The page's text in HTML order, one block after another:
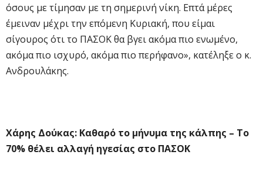
όσους με τίμησαν με τη σημερινή νίκη. Επτά μέρες
έμειναν μέχρι την επόμενη Κυριακή, που είμαι
σίγουρος ότι το ΠΑΣΟΚ θα βγει ακόμα πιο ενωμένο,
ακόμα πιο ισχυρό, ακόμα πιο περήφανο», κατέληξε ο κ.
Ανδρουλάκης.
Χάρης Δούκας: Καθαρό το μήνυμα της κάλπης – Το
70% θέλει αλλαγή ηγεσίας στο ΠΑΣΟΚ